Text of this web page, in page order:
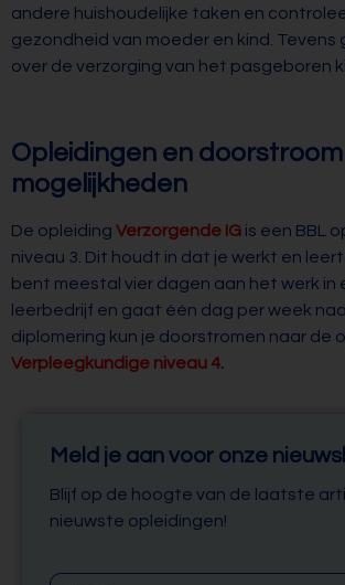
andere huishoudelijke taken en
gezondheid van moeder en kind. Tevens
over de verzorging van het pasgeboren
Opleidingen en doorstroom
mogelijkheden
De opleiding Verzorgende IG is een BBL
niveau 3. Dit houdt in dat je werkt en
bent meestal vier dagen aan het werk in
leerbedrijf en gaat één dag per week
diplomering kun je doorstromen naar de
Verpleegkundige niveau 4.
Meld je aan voor onze
Blijf op de hoogte van de laatste
nieuwste opleidingen!